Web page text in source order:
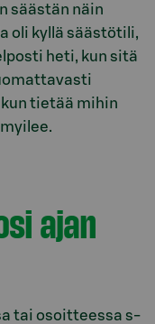
säästän näin
oli kyllä säästötili,
heti, kun sitä
tietää mihin
ajan
tai osoitteessa s-